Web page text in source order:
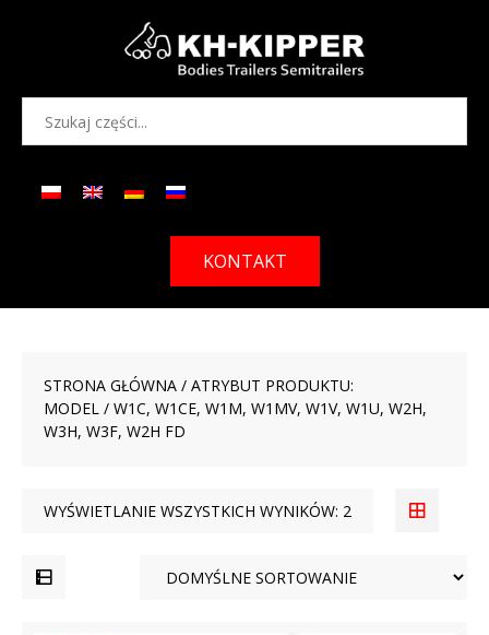
KONTAKT
STRONA GŁÓWNA / ATRYBUT PRODUKTU:
MODEL / W1C, W1CE, W1M, W1MV, W1V, W1U, W2H,
W3H, W3F, W2H FD
WYŚWIETLANIE WSZYSTKICH WYNIKÓW: 2